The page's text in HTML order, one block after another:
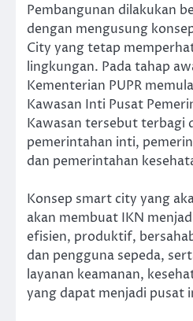
Pembangunan dilakukan
dengan mengusung
City yang tetap
lingkungan. Pada tahap
Kementerian PUPR
Kawasan Inti Pusat
Kawasan tersebut terbagi
pemerintahan inti,
dan pemerintahan
Konsep smart city yang
akan membuat IKN
efisien, produktif,
dan pengguna sepeda,
layanan keamanan,
yang dapat menjadi pusat